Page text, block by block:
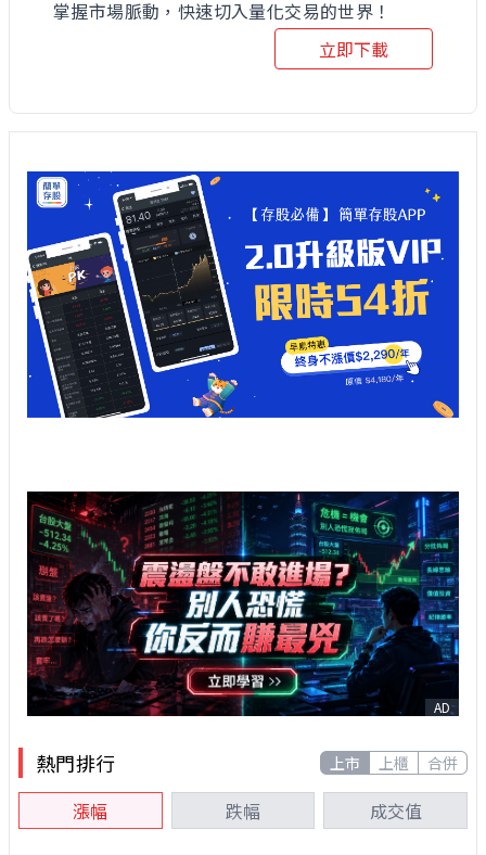
掌握市場脈動，快速切入量化交易的世界！
立即下載
AD
熱門排行 上市 上櫃 合併
漲幅 跌幅 成交值